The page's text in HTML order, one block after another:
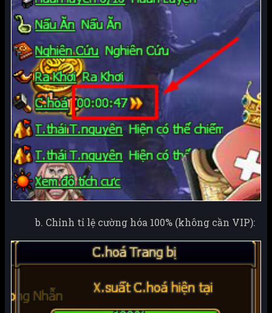
b. Chỉnh tỉ lệ cường hóa 100% (không cần VIP):